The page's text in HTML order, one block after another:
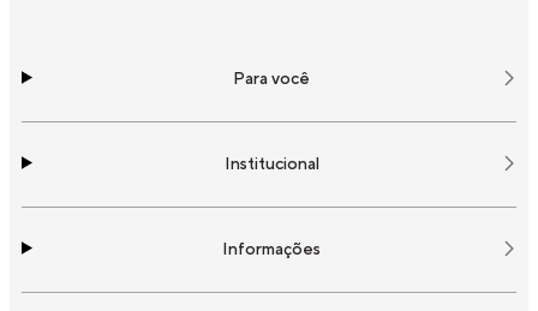
Para você
Institucional
Informações